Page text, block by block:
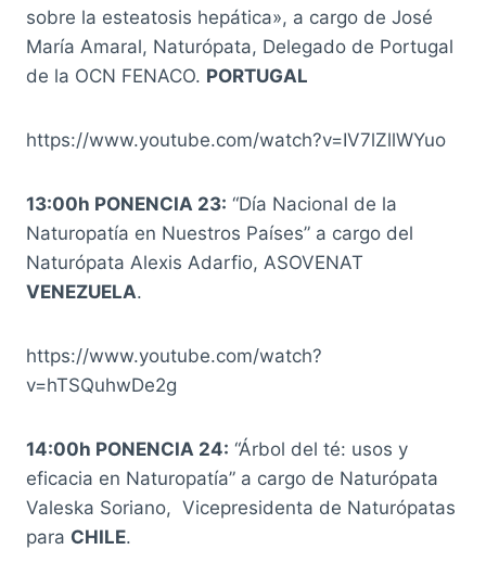
sobre la esteatosis hepática», a cargo de José
María Amaral, Naturópata, Delegado de Portugal
de la OCN FENACO. PORTUGAL
https://www.youtube.com/watch?v=IV7lZllWYuo
13:00h PONENCIA 23: “Día Nacional de la
Naturopatía en Nuestros Países” a cargo del
Naturópata Alexis Adarfio, ASOVENAT
VENEZUELA.
https://www.youtube.com/watch?
v=hTSQuhwDe2g
14:00h PONENCIA 24: “Árbol del té: usos y
eficacia en Naturopatía” a cargo de Naturópata
Valeska Soriano, Vicepresidenta de Naturópatas
para CHILE.